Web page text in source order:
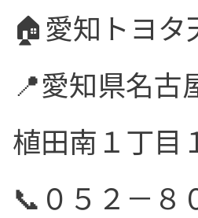
🏠愛知トヨタ
📍愛知県名古
植田南１丁目
📞０５２－８